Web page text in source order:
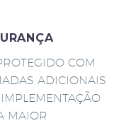
COM
ADICIONAIS
MAIOR